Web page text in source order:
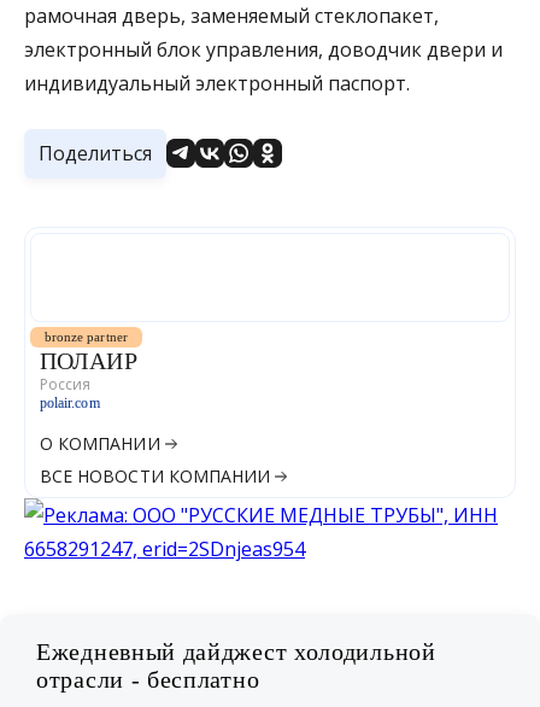
рамочная дверь, заменяемый стеклопакет,
электронный блок управления, доводчик двери и
индивидуальный электронный паспорт.
Поделиться
ПОЛАИР
Россия
polair.com
О КОМПАНИИ
ВСЕ НОВОСТИ КОМПАНИИ
bronze partner
Ежедневный дайджест холодильной
отрасли - бесплатно